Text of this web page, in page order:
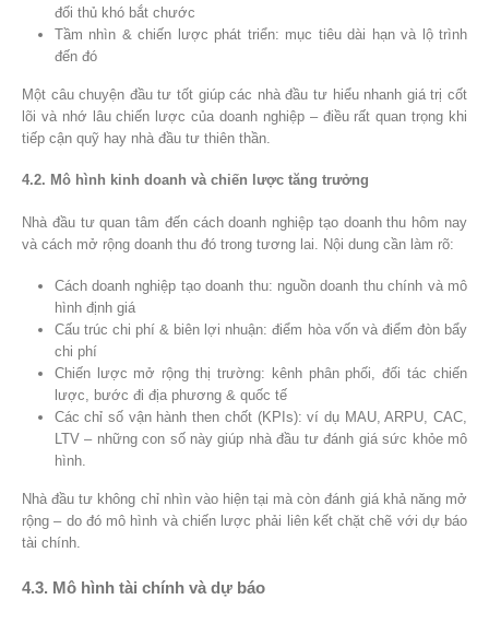
đối thủ khó bắt chước
Tầm nhìn & chiến lược phát triển: mục tiêu dài hạn và lộ trình
đến đó
Một câu chuyện đầu tư tốt giúp các nhà đầu tư hiểu nhanh giá trị cốt
lõi và nhớ lâu chiến lược của doanh nghiệp – điều rất quan trọng khi
tiếp cận quỹ hay nhà đầu tư thiên thần.
4.2. Mô hình kinh doanh và chiến lược tăng trưởng
Nhà đầu tư quan tâm đến cách doanh nghiệp tạo doanh thu hôm nay
và cách mở rộng doanh thu đó trong tương lai. Nội dung cần làm rõ:
Cách doanh nghiệp tạo doanh thu: nguồn doanh thu chính và mô
hình định giá
Cấu trúc chi phí & biên lợi nhuận: điểm hòa vốn và điểm đòn bẩy
chi phí
Chiến lược mở rộng thị trường: kênh phân phối, đối tác chiến
lược, bước đi địa phương & quốc tế
Các chỉ số vận hành then chốt (KPIs): ví dụ MAU, ARPU, CAC,
LTV – những con số này giúp nhà đầu tư đánh giá sức khỏe mô
hình.
Nhà đầu tư không chỉ nhìn vào hiện tại mà còn đánh giá khả năng mở
rộng – do đó mô hình và chiến lược phải liên kết chặt chẽ với dự báo
tài chính.
4.3. Mô hình tài chính và dự báo